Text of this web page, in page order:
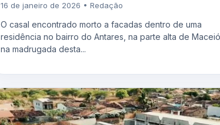
16 de janeiro de 2026 • Redação
O casal encontrado morto a facadas dentro de uma
residência no bairro do Antares, na parte alta de
na madrugada desta...